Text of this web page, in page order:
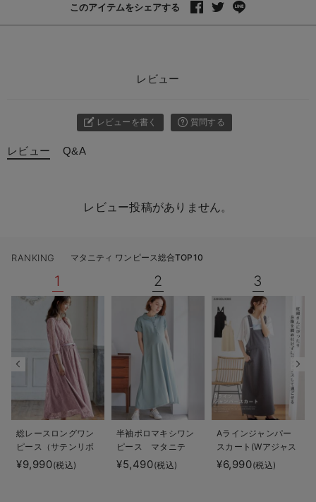
このアイテムをシェアする
レビュー
レビューを書く 質問する
レビュー Q&A
レビュー投稿がありません。
RANKING マタニティ ワンピース総合TOP10
1
総レースロングワン
ピース（サテンリボ
ンベルト付） マタ
ニティ・授乳服【出
¥9,990(税込)
2
半袖ポロマキシワン
ピース マタニテ
ィ・授乳服【出産後
も長く使える】
¥5,490(税込)
3
Aラインジャンパー
スカート(Wアジャス
ター付) マタニテ
ィ・授乳服【出産後
¥6,990(税込)